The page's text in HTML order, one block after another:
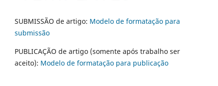
SUBMISSÃO de artigo: Modelo de formatação para
submissão
PUBLICAÇÃO de artigo (somente após trabalho ser
aceito): Modelo de formatação para publicação